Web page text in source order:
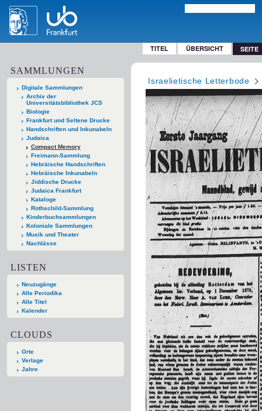
TITEL ÜBERSICHT SEITE
SAMMLUNGEN
Digitale Sammlungen
Archiv der
Universitätsbibliothek JCS
Biologie
Frankfurt und Seltene Drucke
Handschriften und Inkunabeln
Judaica
Compact Memory
Freimann-Sammlung
Hebräische Handschriften
Hebräische Inkunabeln
Jiddische Drucke
Judaica Frankfurt
Kataloge
Rothschild-Sammlung
Kinderbuchsammlungen
Koloniale Sammlungen
Musik und Theater
Nachlässe
LISTEN
Neuzugänge
Alle Periodika
Alle Titel
Kalender
CLOUDS
Orte
Verlage
Jahre
Israelietische Letterbode